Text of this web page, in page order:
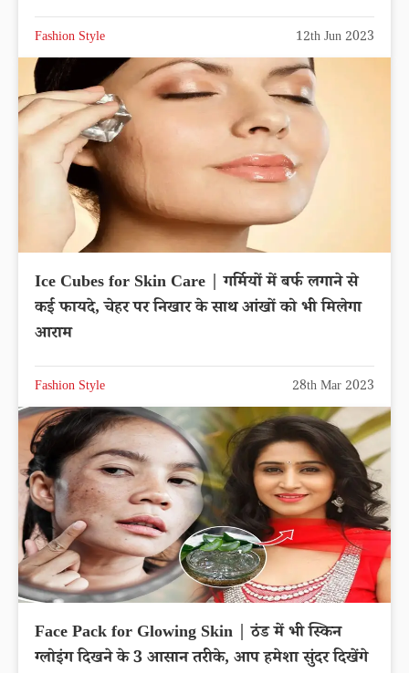
Fashion Style 12th Jun 2023
Ice Cubes for Skin Care | गर्मियों में बर्फ लगाने से
कई फायदे, चेहर पर निखार के साथ आंखों को भी मिलेगा
आराम
Fashion Style 28th Mar 2023
Face Pack for Glowing Skin | ठंड में भी स्किन
ग्लोइंग दिखने के 3 आसान तरीके, आप हमेशा सुंदर दिखेंगे